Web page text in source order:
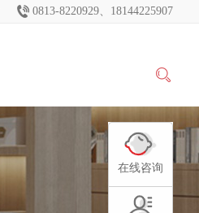
0813-8220929、18144225907
在线咨询